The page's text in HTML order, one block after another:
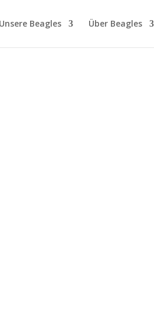
Unsere Beagles Über Beagles